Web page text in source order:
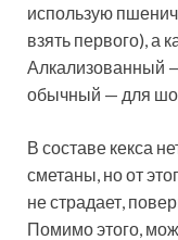
использую
взять первого), а
Алкализованный
обычный — для
В составе кекса
сметаны, но от
не страдает,
Помимо этого,